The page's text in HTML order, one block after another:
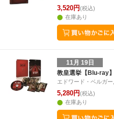
3,520円(税込)
在庫あり
11月 19日
教皇選挙【Blu-ray】
エドワード・ベルガ
5,280円(税込)
在庫あり